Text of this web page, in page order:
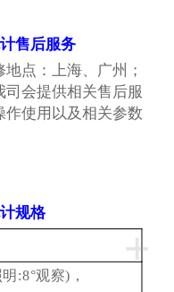
售后服务
点：上海、广州；
会提供相关售后服
使用以及相关参数
规格
+
:8°观察)，